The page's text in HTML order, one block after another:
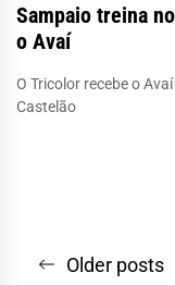
Sampaio treina
o Avaí
O Tricolor recebe o
Castelão
Navegação
Older posts